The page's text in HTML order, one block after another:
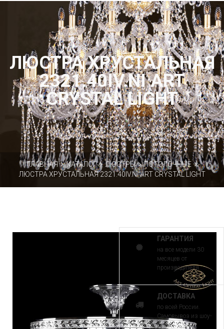
ЛЮСТРА ХРУСТАЛЬНАЯ
2321.40IV.NI ART
CRYSTAL LIGHT
ГЛАВНАЯ КАТАЛОГ ЛЮСТРЫ
ПОТОЛОЧНЫЕ
ЛЮСТРА ХРУСТАЛЬНАЯ 2321.40IV.NI ART CRYSTAL LIGHT
ГАРАНТИЯ
на все модели 30
месяцев от
производителя
ДОСТАВКА
по всей России.
Самовывоз из шоу-
рума